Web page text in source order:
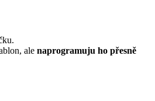
ale naprogramuju ho přesně